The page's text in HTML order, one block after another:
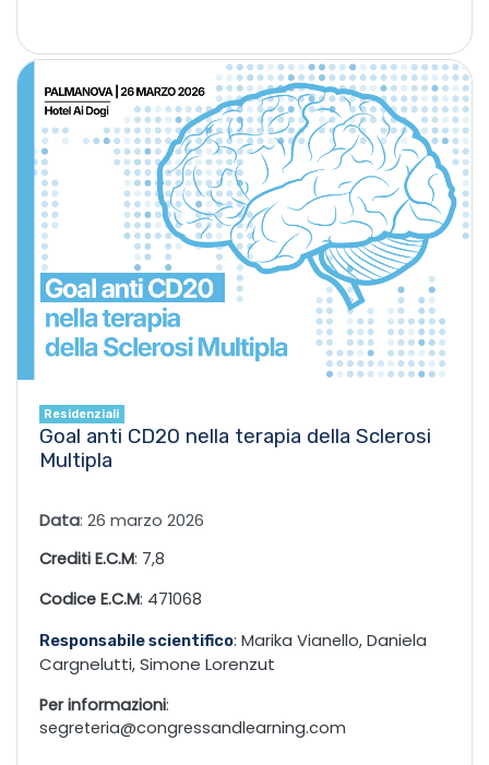
Residenziali
Goal anti CD20 nella terapia della Sclerosi
Multipla
Data: 26 marzo 2026
Crediti E.C.M: 7,8
Codice E.C.M: 471068
Responsabile scientifico: Marika Vianello, Daniela
Cargnelutti,Simone Lorenzut
Per informazioni:
segreteria@congressandlearning.com